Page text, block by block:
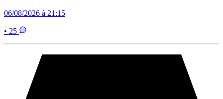
06/08/2026 à 21:15
• 25